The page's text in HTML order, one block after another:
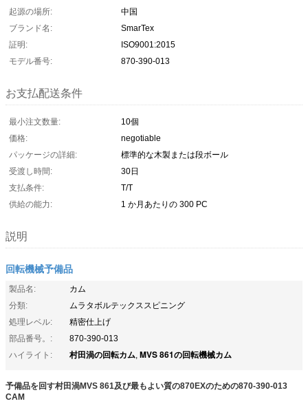
起源の場所:
中国
ブランド名:
SmarTex
証明:
ISO9001:2015
モデル番号:
870-390-013
お支払配送条件
最小注文数量:
10個
価格:
negotiable
パッケージの詳細:
標準的な木製または段ボール
受渡し時間:
30日
支払条件:
T/T
供給の能力:
1 か月あたりの 300 PC
説明
回転機械予備品
製品名:
カム
分類:
ムラタボルテックススピニング
処理レベル:
精密仕上げ
部品番号。:
870-390-013
ハイライト:
村田渦の回転カム, MVS 861の回転機械カム
予備品を回す村田渦MVS 861及び最もよい質の870EXのための870-390-013
CAM